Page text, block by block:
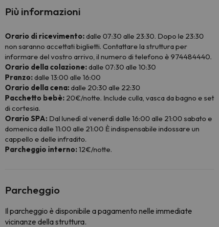
Più informazioni
Orario di ricevimento:dalle 07:30 alle 23:30. Dopo le 23:30
non saranno accettati biglietti. Contattare la struttura per
informare del vostro arrivo, il numero di telefono è 974484440.
Orario della colazione:dalle 07:30 alle 10:30
Pranzo:dalle 13:00 alle 16:00
Orario della cena:dalle 20:30 alle 22:30
Pacchetto bebè: 20€/notte. Include culla, vasca da bagno e set
di cortesia.
Orario SPA: Dal lunedì al venerdì dalle 16:00 alle 21:00 sabato e
domenica dalle 11:00 alle 21:00 È indispensabile indossare un
cappello e delle infradito.
Parcheggio interno:12€/notte.
Parcheggio
Il parcheggio è disponibile a pagamento nelle immediate
vicinanze della struttura.